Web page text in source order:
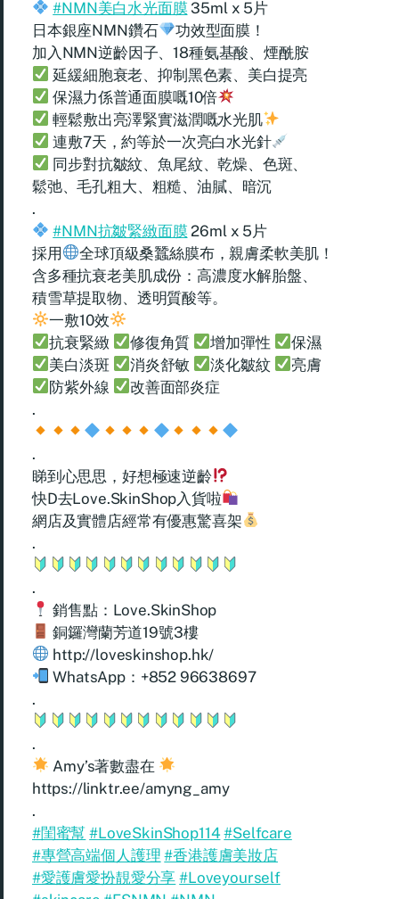
#NMN美白水光面膜 35ml x 5片
日本銀座NMN鑽石
功效型面膜！
加入NMN逆齡因子、18種氨基酸、煙酰胺
延緩細胞衰老、抑制黑色素、美白提亮
保濕力係普通面膜嘅10倍
輕鬆敷出亮澤緊實滋潤嘅水光肌
連敷7天，約等於一次亮白水光針
同步對抗皺紋、魚尾紋、乾燥、色斑、
鬆弛、毛孔粗大、粗糙、油膩、暗沉
.
#NMN抗皺緊緻面膜 26ml x 5片
採用
全球頂級桑蠶絲膜布，親膚柔軟美肌！
含多種抗衰老美肌成份：高濃度水解胎盤、
積雪草提取物、透明質酸等。
一敷10效
抗衰緊緻
修復角質 增加彈性
保濕
美白淡斑
消炎舒敏 淡化皺紋
亮膚
防紫外線
改善面部炎症
.
.
睇到心思思，好想極速逆齡
快D去Love.SkinShop入貨啦
網店及實體店經常有優惠驚喜架
.
.
銷售點：Love.SkinShop
銅鑼灣蘭芳道19號3樓
http://loveskinshop.hk/
WhatsApp：+852 96638697
.
.
Amy’s著數盡在
https://linktr.ee/amyng_amy
.
#閨蜜幫 #LoveSkinShop114#Selfcare
#專營高端個人護理 #香港護膚美妝店
#愛護膚愛扮靚愛分享 #Loveyourself